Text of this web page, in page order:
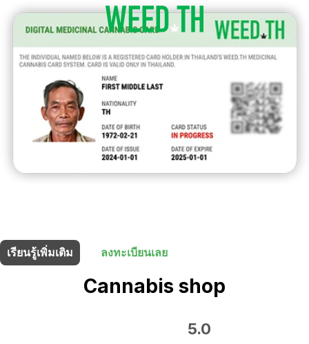
เรียนรู้เพิ่มเติม
ลงทะเบียนเลย
Cannabis shop
5.0